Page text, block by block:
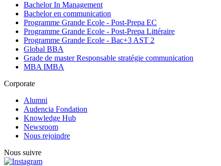
Bachelor In Management
Bachelor en communication
Programme Grande Ecole - Post-Prepa EC
Programme Grande Ecole - Post-Prepa Littéraire
Programme Grande Ecole - Bac+3 AST 2
Global BBA
Grade de master Responsable stratégie communication
MBA IMBA
Corporate
Alumni
Audencia Fondation
Knowledge Hub
Newsroom
Nous rejoindre
Nous suivre